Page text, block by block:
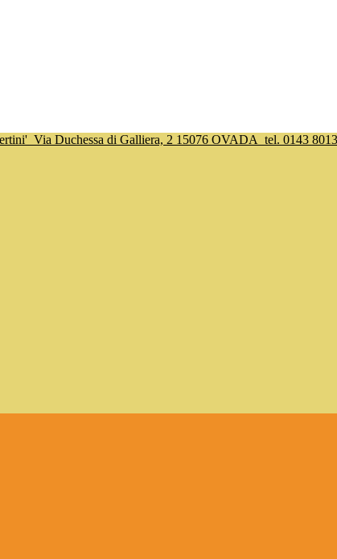
Via Duchessa di Galliera, 2 15076 OVADA tel. 0143